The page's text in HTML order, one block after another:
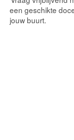
een geschikte
jouw buurt.